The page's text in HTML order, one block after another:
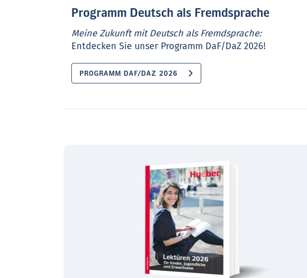
Programm Deutsch als Fremdsprache
Meine Zukunft mit Deutsch als Fremdsprache:
Entdecken Sie unser Programm DaF/DaZ 2026!
PROGRAMM DAF/DAZ 2026